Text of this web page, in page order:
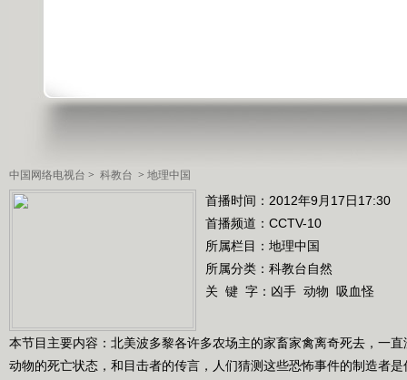
中国网络电视台 > 科教台 > 地理中国
首播时间：2012年9月17日17:30
首播频道： CCTV-10
所属栏目： 地理中国
所属分类：科教台自然
关 键 字： 凶手 动物 吸血怪
本节目主要内容：北美波多黎各许多农场主的家畜家禽离奇死去，一
动物的死亡状态，和目击者的传言，人们猜测这些恐怖事件的制造者